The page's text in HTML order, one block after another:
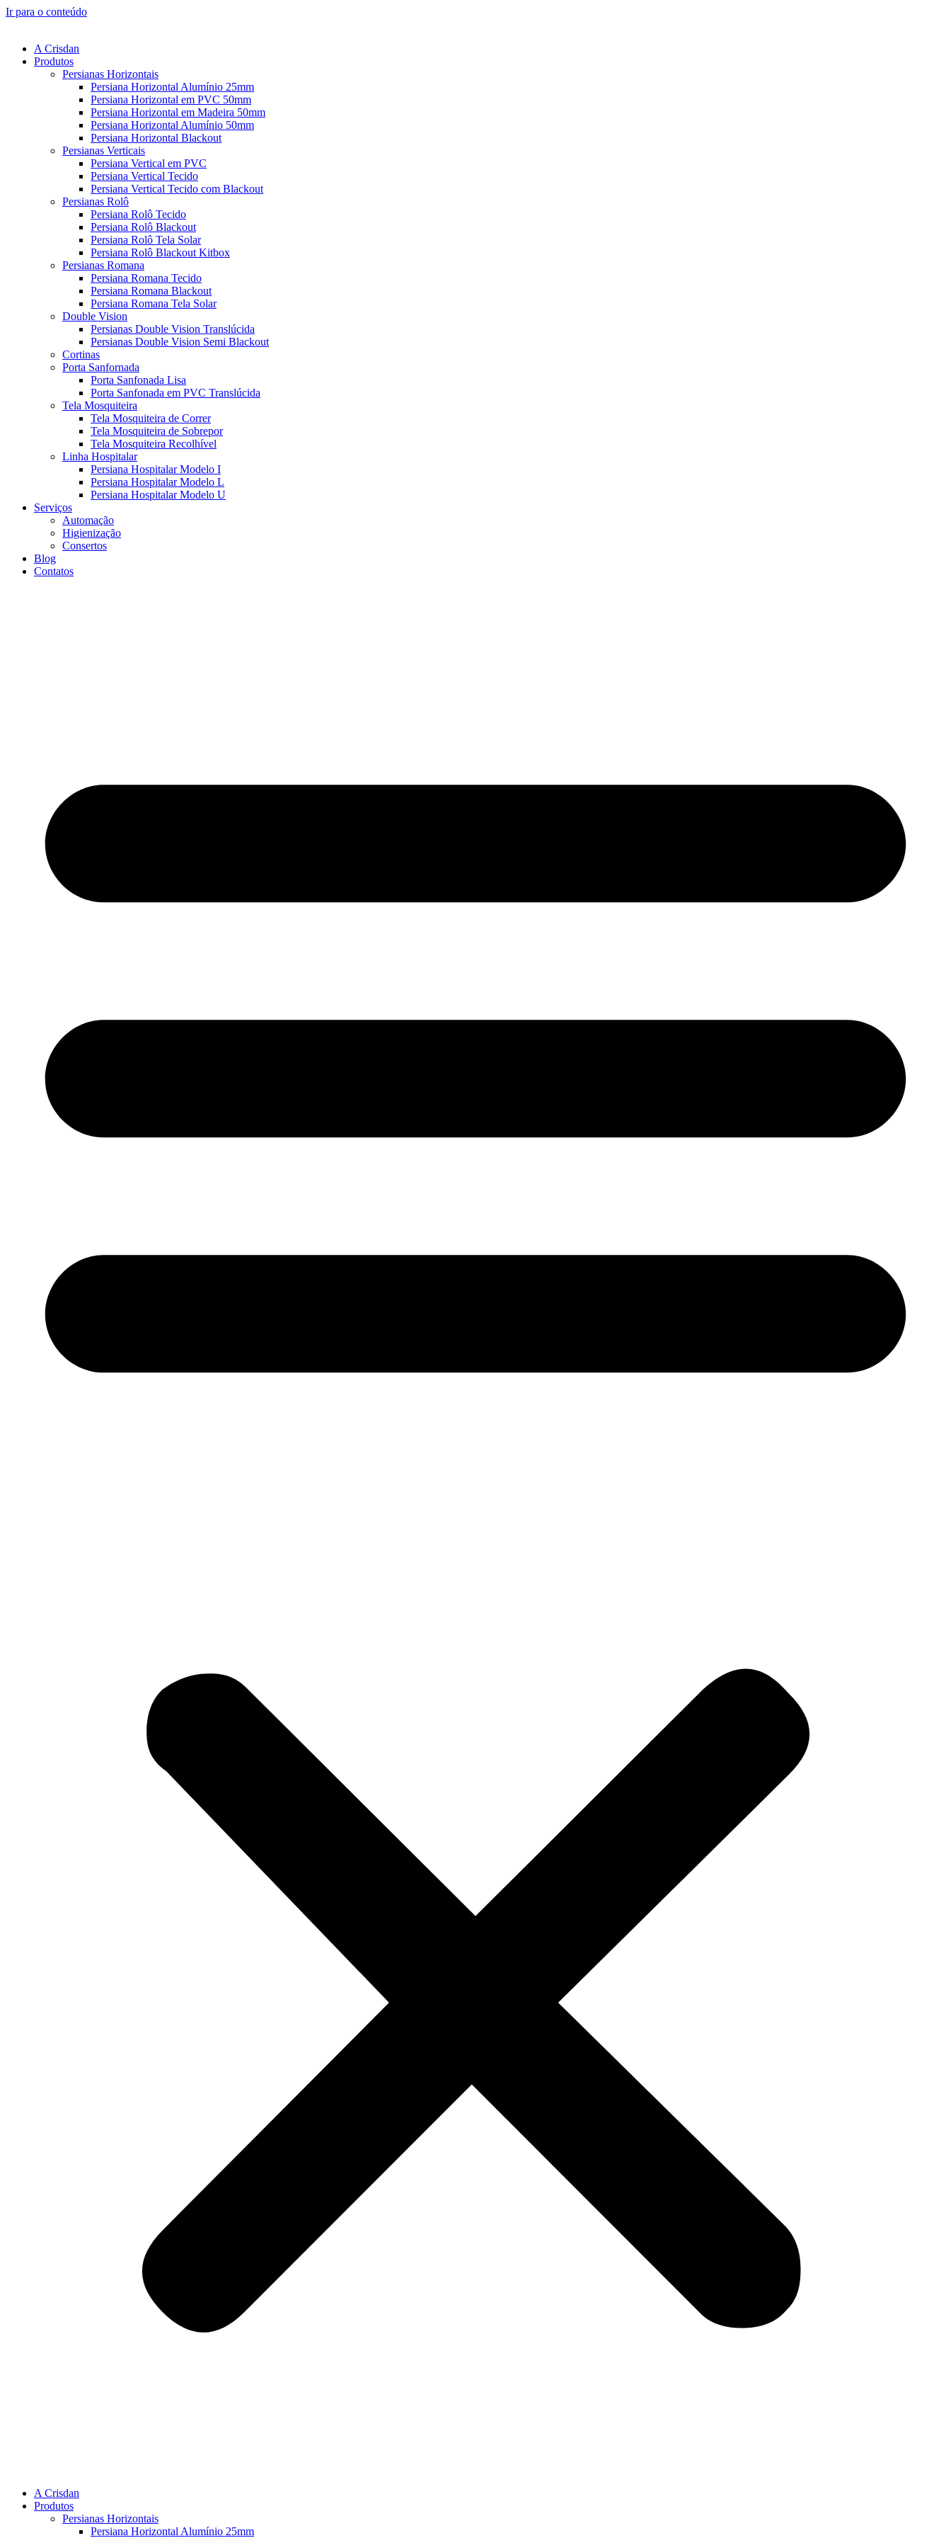
Ir para o conteúdo
A Crisdan
Produtos
Persianas Horizontais
Persiana Horizontal Alumínio 25mm
Persiana Horizontal em PVC 50mm
Persiana Horizontal em Madeira 50mm
Persiana Horizontal Alumínio 50mm
Persiana Horizontal Blackout
Persianas Verticais
Persiana Vertical em PVC
Persiana Vertical Tecido
Persiana Vertical Tecido com Blackout
Persianas Rolô
Persiana Rolô Tecido
Persiana Rolô Blackout
Persiana Rolô Tela Solar
Persiana Rolô Blackout Kitbox
Persianas Romana
Persiana Romana Tecido
Persiana Romana Blackout
Persiana Romana Tela Solar
Double Vision
Persianas Double Vision Translúcida
Persianas Double Vision Semi Blackout
Cortinas
Porta Sanfornada
Porta Sanfonada Lisa
Porta Sanfonada em PVC Translúcida
Tela Mosquiteira
Tela Mosquiteira de Correr
Tela Mosquiteira de Sobrepor
Tela Mosquiteira Recolhível
Linha Hospitalar
Persiana Hospitalar Modelo I
Persiana Hospitalar Modelo L
Persiana Hospitalar Modelo U
Serviços
Automação
Higienização
Consertos
Blog
Contatos
A Crisdan
Produtos
Persianas Horizontais
Persiana Horizontal Alumínio 25mm